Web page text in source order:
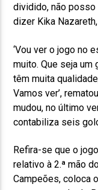
dividido, não posso
dizer Kika
‘Vou ver o jogo no
muito. Que seja um
têm muita
Vamos ver’,
mudou, no último
contabiliza seis
Refira-se que o
relativo à 2.ª mão
Campeões, coloca